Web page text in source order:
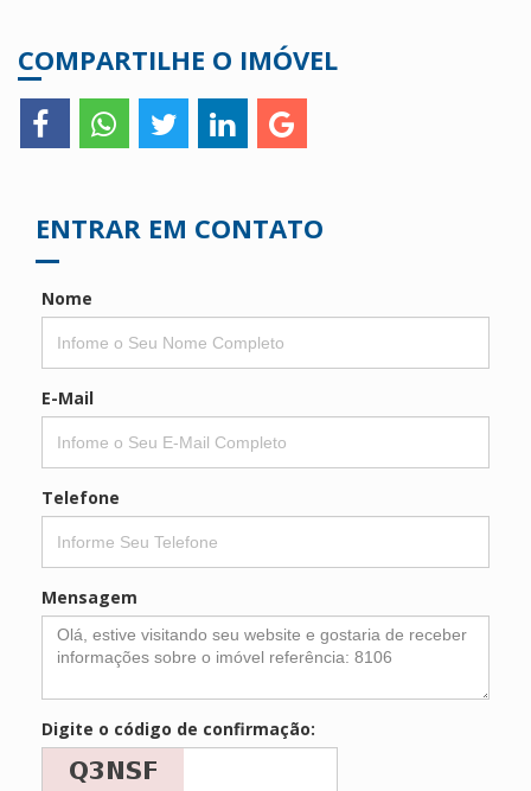
COMPARTILHE O IMÓVEL
ENTRAR EM CONTATO
Nome
E-Mail
Telefone
Mensagem
Digite o código de confirmação: